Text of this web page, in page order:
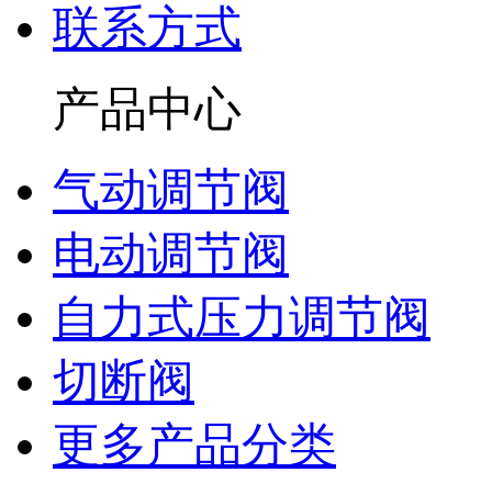
联系方式
产品中心
气动调节阀
电动调节阀
自力式压力调节阀
切断阀
更多产品分类